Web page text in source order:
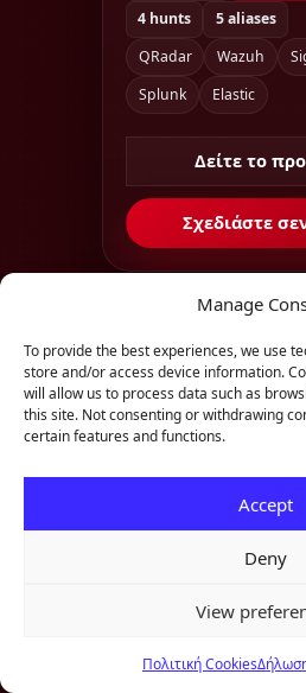
Manage
To provide the best experiences, we use
store and/or access device information.
will allow us to process data such as
this site. Not consenting or withdrawing
certain features and functions.
Accept
Deny
View
Πολιτική Cookies
4 hunts
5 aliases
QRadar
Wazuh
Splunk
Elastic
Δείτε το
Σχεδιάστε
🇷🇺
APT28
ή IRON TWILIGHT
ΣΤΌΧΟΙ ΚΛΆΔΟΙ
Εκπαίδευση ·
TELEMETRY
QRadar
Wazuh